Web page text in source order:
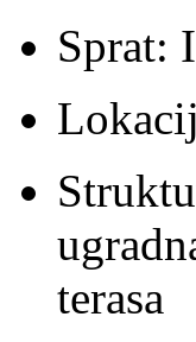
Sprat:
terasa